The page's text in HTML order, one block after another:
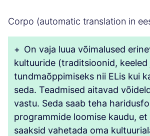
Corpo (automatic translation in
+ On vaja luua võimalused
kultuuride (traditsioonid, keeled
tundmaõppimiseks nii ELis kui
seda. Teadmised aitavad
vastu. Seda saab teha
programmide loomise kaudu, et
saaksid vahetada oma